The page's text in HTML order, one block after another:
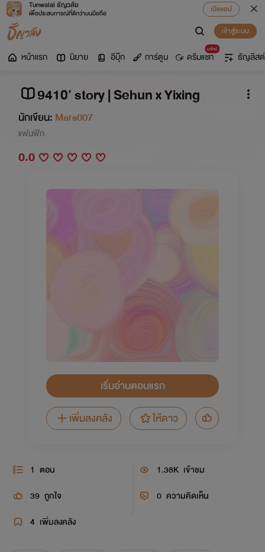
Tunwalai ธัญวลัย
เพื่อประสบการณ์ที่ดีกว่าบนมือถือ
เปิดแอป
เข้าสู่ระบบ
หน้าแรก นิยาย อีบุ๊ก การ์ตูน
มาใหม่
ดรีมแชท ธัญลิสต์
9410' story | Sehun x Yixing
นักเขียน: Mars007
แฟนฟิก
0.0
เริ่มอ่านตอนแรก
เพิ่มลงคลัง
ให้ดาว
1 ตอน 1.38K เข้าชม
39 ถูกใจ 0 ความคิดเห็น
4 เพิ่มลงคลัง